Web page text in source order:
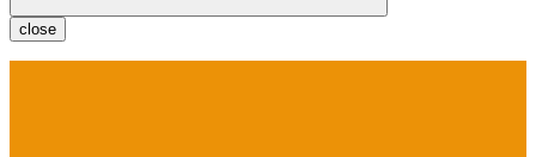
close